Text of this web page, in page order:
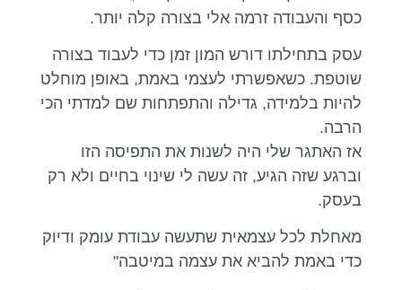
כסף והעבודה זרמה אלי בצורה קלה יותר.
עסק בתחילתו דורש המון זמן כדי לעבוד בצורה
שוטפת. כשאפשרתי לעצמי באמת, באופן מוחלט
להיות בלמידה, גדילה והתפתחות שם למדתי הכי
הרבה.
אז האתגר שלי היה לשנות את התפיסה הזו
וברגע שזה הגיע, זה עשה לי שינוי בחיים ולא רק
בעסק.
מאחלת לכל עצמאית שתעשה עבודת עומק ודיוק
כדי באמת להביא את עצמה במיטבה"